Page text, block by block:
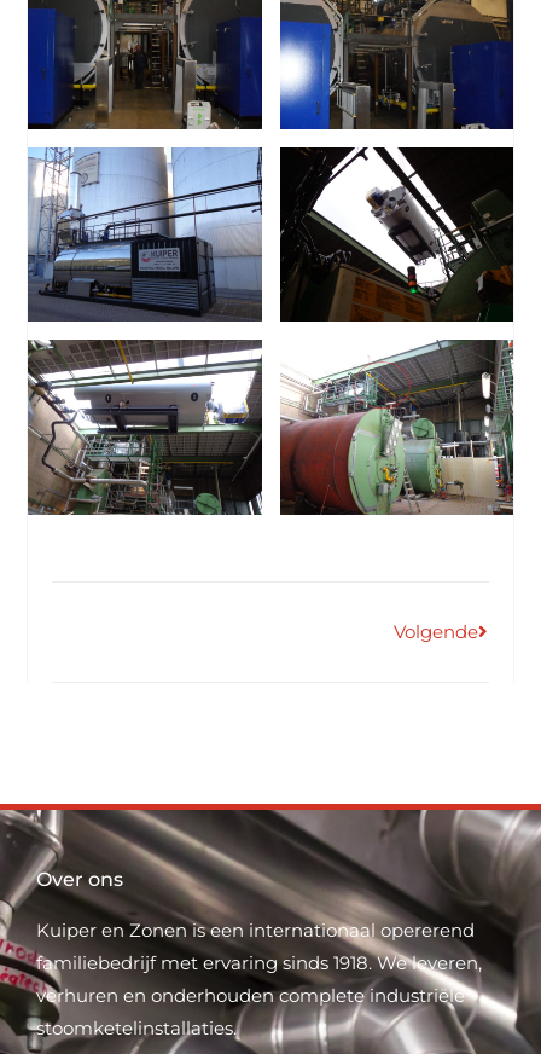
Volgende
Over ons
Kuiper en Zonen is een internationaal opererend
familiebedrijf met ervaring sinds 1918. We leveren,
verhuren en onderhouden complete industriële
stoomketelinstallaties.